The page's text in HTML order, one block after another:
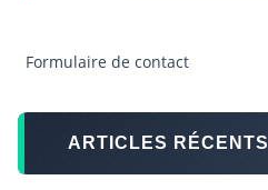
Formulaire de contact
ARTICLES RÉCENTS